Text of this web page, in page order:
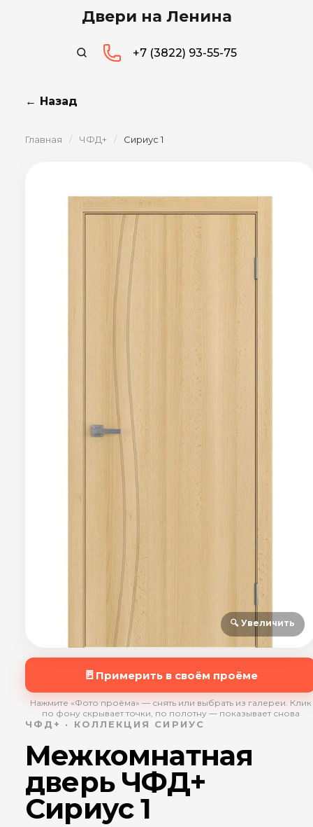
Двери на Ленина
+7 (3822) 93-55-75
← Назад
Главная / ЧФД+ / Сириус 1
🔍 Увеличить
🚪 Примерить в своём проёме
Нажмите «Фото проёма» — снять или выбрать из галереи. Клик
по фону скрывает точки, по полотну — показывает снова
ЧФД+ · КОЛЛЕКЦИЯ СИРИУС
Межкомнатная
дверь ЧФД+
Сириус 1